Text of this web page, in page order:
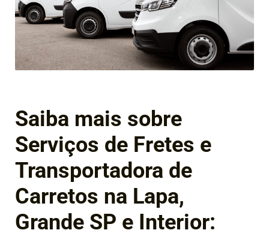
Saiba mais sobre
Serviços de Fretes e
Transportadora de
Carretos na Lapa,
Grande SP e Interior: